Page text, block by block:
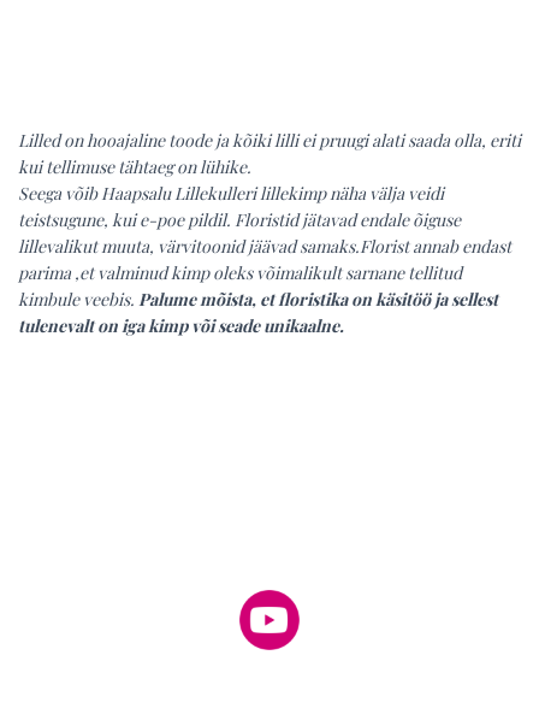
Lilled on hooajaline toode ja kõiki lilli ei pruugi alati saada olla, eriti
kui tellimuse tähtaeg on lühike.
Seega võib Haapsalu Lillekulleri lillekimp näha välja veidi
teistsugune, kui e-poe pildil. Floristid jätavad endale õiguse
lillevalikut muuta, värvitoonid jäävad samaks.Florist annab endast
parima ,et valminud kimp oleks võimalikult sarnane tellitud
kimbule veebis. Palume mõista, et floristika on käsitöö ja sellest
tulenevalt on iga kimp või seade unikaalne.